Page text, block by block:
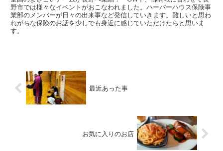
野市では様々なイベントがおこなわれました。ハーバーハウス保険事
業部のメンバーが日々の出来事など発信していきます。難しいと思わ
れがちな保険のお話を少しでも身近に感じていただけたらと思いま
す。
最近あった事
お気に入りのお店